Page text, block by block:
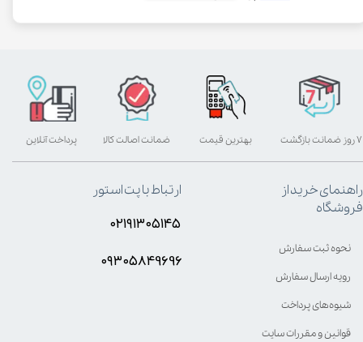
بهترین قیمت پرداخت آنلاین ۷ روز ضمانت بازگشت ضمانت اصالت کالا
راهنمای خرید از
فروشگاه
نحوه ثبت سفارش
رویه ارسال سفارش
شیوه‌های پرداخت
قوانین و مقررات سایت
ارتباط با پت استور
۰۲۱۹۱۳۰۵۱۴۵
۰۹۳۰۵8۴9696